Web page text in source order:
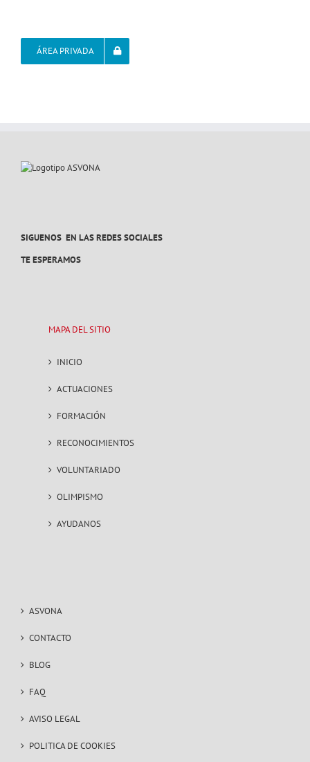
ÁREA PRIVADA
SIGUENOS EN LAS REDES SOCIALES
TE ESPERAMOS
MAPA DEL SITIO
INICIO
ACTUACIONES
FORMACIÓN
RECONOCIMIENTOS
VOLUNTARIADO
OLIMPISMO
AYUDANOS
ASVONA
CONTACTO
BLOG
FAQ
AVISO LEGAL
POLITICA DE COOKIES